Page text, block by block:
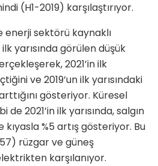
(H1-2019) karşılaştırıyor.
sektörü kaynaklı
yarısında görülen düşük
2021’in ilk
ve 2019’un ilk yarısındaki
gösteriyor. Küresel
2021’in ilk yarısında, salgın
%5 artış gösteriyor. Bu
rüzgar ve güneş
karşılanıyor.